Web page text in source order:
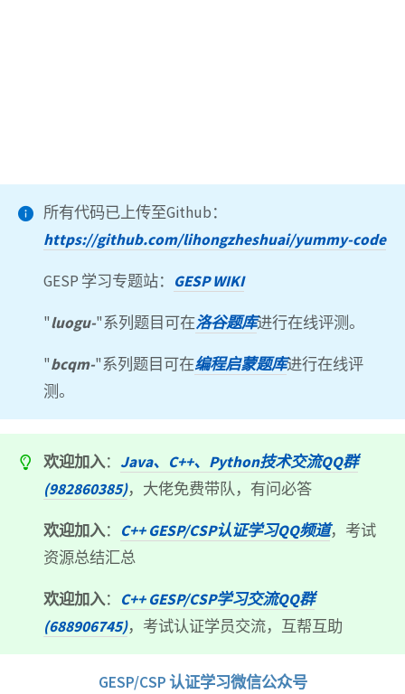
所有代码已上传至Github：
https://github.com/lihongzheshuai/yummy-code
GESP 学习专题站： GESP WIKI
"luogu-"系列题目可在洛谷题库进行在线评测。
"bcqm-"系列题目可在编程启蒙题库进行在线评
测。
欢迎加入： Java、C++、Python技术交流QQ群
(982860385)，大佬免费带队，有问必答
欢迎加入： C++ GESP/CSP认证学习QQ频道，考试
资源总结汇总
欢迎加入： C++ GESP/CSP学习交流QQ群
(688906745)，考试认证学员交流，互帮互助
GESP/CSP 认证学习微信公众号